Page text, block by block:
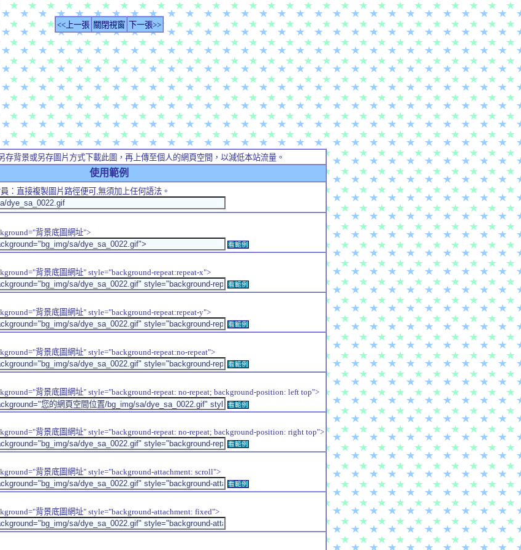
<<上一張 關閉視窗 下一張>>
背景或另存圖片方式下載此圖，再上傳至個人的網頁空間，以減低本站流量。
使用範例
：直接複製圖片路徑便可,無須加上任何語法。
背景底圖網址">
看範例
背景底圖網址" style="background-repeat:repeat-x">
看範例
背景底圖網址" style="background-repeat:repeat-y">
看範例
背景底圖網址" style="background-repeat:no-repeat">
看範例
背景底圖網址" style="background-repeat: no-repeat; background-position: left top">
看範例
背景底圖網址" style="background-repeat: no-repeat; background-position: right top">
看範例
背景底圖網址" style="background-attachment: scroll">
看範例
背景底圖網址" style="background-attachment: fixed">